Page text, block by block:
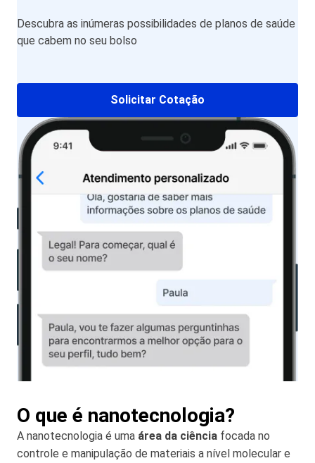
Descubra as inúmeras possibilidades de planos de saúde
que cabem no seu bolso
Solicitar Cotação
O que é nanotecnologia?
A nanotecnologia é uma área da ciência focada no
controle e manipulação de materiais a nível molecular e